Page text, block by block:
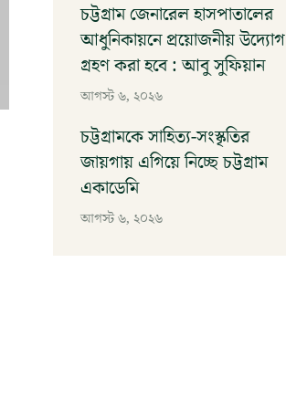
চট্টগ্রাম জেনারেল হাসপাতালের
আধুনিকায়নে প্রয়োজনীয় উদ্যোগ
গ্রহণ করা হবে : আবু সুফিয়ান
আগস্ট ৬, ২০২৬
চট্টগ্রামকে সাহিত্য-সংস্কৃতির
জায়গায় এগিয়ে নিচ্ছে চট্টগ্রাম
একাডেমি
আগস্ট ৬, ২০২৬